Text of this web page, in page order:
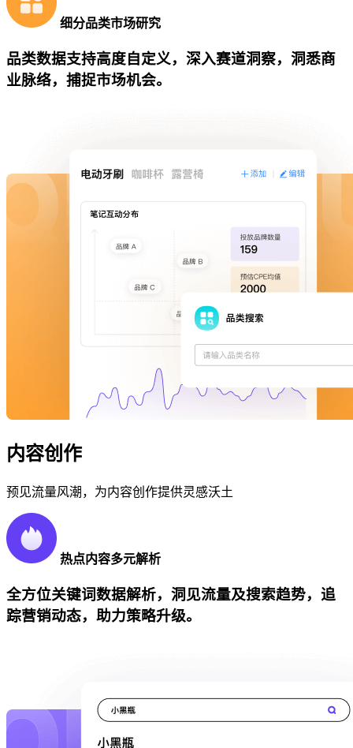
细分品类市场研究
品类数据支持高度自定义，深入赛道洞察，洞悉商
业脉络，捕捉市场机会。
内容创作
预见流量风潮，为内容创作提供灵感沃土
热点内容多元解析
全方位关键词数据解析，洞见流量及搜索趋势，追
踪营销动态，助力策略升级。